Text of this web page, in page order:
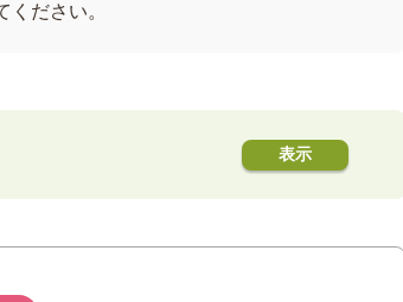
ださい。